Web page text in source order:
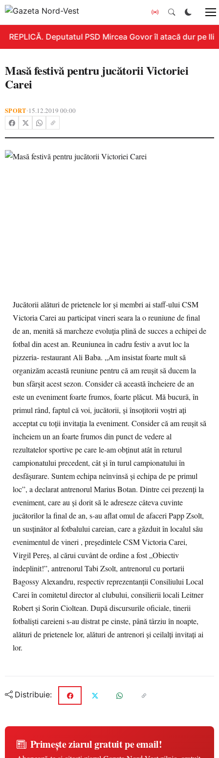
REPLICĂ. Deputatul PSD Mircea Govor îl atacă dur pe
Masă festivă pentru jucătorii Victoriei
Carei
SPORT•15.12.2019 00:00
Jucătorii alături de prietenele lor şi membri ai staff-ului CSM
Victoria Carei au participat vineri seara la o reuniune de final
de an, menită să marcheze evoluţia plină de succes a echipei de
fotbal din acest an. Reuniunea în cadru festiv a avut loc la
pizzeria- restaurant Ali Baba. „Am insistat foarte mult să
organizăm această reuniune pentru că am reuşit să ducem la
bun sfârşit acest sezon. Consider că această încheiere de an
este un eveniment foarte frumos, foarte plăcut. Mă bucură, în
primul rând, faptul că voi, jucătorii, şi însoţitorii voştri aţi
acceptat cu toţii invitaţia la eveniment. Consider că am reuşit să
încheiem un an foarte frumos din punct de vedere al
rezultatelor sportive pe care le-am obţinut atât în returul
campionatului precedent, cât şi în turul campionatului în
desfăşurare. Suntem echipa neînvinsă şi echipa de pe primul
loc”, a declarat antrenorul Marius Botan. Dintre cei prezenți la
eveniment, care au și dorit să le adreseze câteva cuvinte
jucătorilor la final de an, s-au aflat omul de afaceri Papp Zsolt,
un susţinător al fotbalului careian, care a găzduit în localul său
evenimentul de vineri , preşedintele CSM Victoria Carei,
Virgil Pereş, al cărui cuvânt de ordine a fost „Obiectiv
îndeplinit!”, antrenorul Tabi Zsolt, antrenorul cu portarii
Bagossy Alexandru, respectiv reprezentanţii Consiliului Local
Carei în comitetul director al clubului, consilierii locali Leitner
Robert şi Sorin Cioltean. După discursurile oficiale, tinerii
fotbalişti careieni s-au distrat pe cinste, până târziu în noapte,
alături de prietenele lor, alături de antrenori şi ceilalţi invitaţi ai
lor.
Distribuie:
Primește ziarul gratuit pe email!